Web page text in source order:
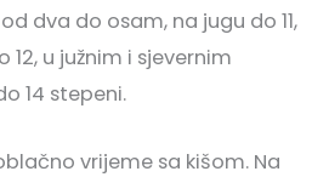
dva do osam, na jugu do 11,
u južnim i sjevernim
14 stepeni.
vrijeme sa kišom. Na